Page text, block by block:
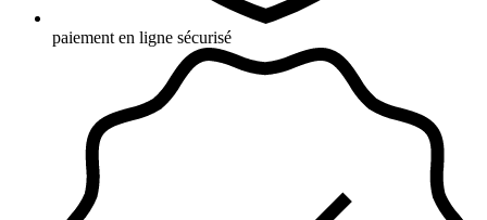
paiement en ligne sécurisé